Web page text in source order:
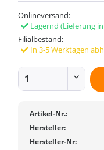
Onlineversand:
Lagernd (Lieferung
Filialbestand:
In 3-5 Werktagen
Artikel-Nr.:
Hersteller:
Hersteller-Nr: